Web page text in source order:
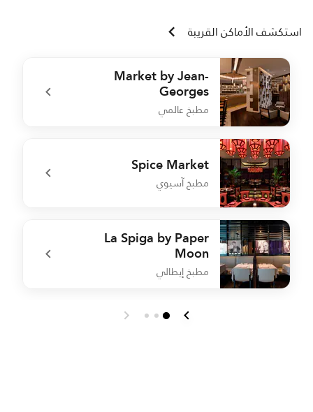
استكشف الأماكن القريبة
Market by Jean-
Georges
مطبخ عالمي
undefined Market by Jean-Georges
Spice Market
مطبخ آسيوي
undefined Spice Market
La Spiga by Paper
Moon
مطبخ إيطالي
undefined La Spiga by Paper Moon